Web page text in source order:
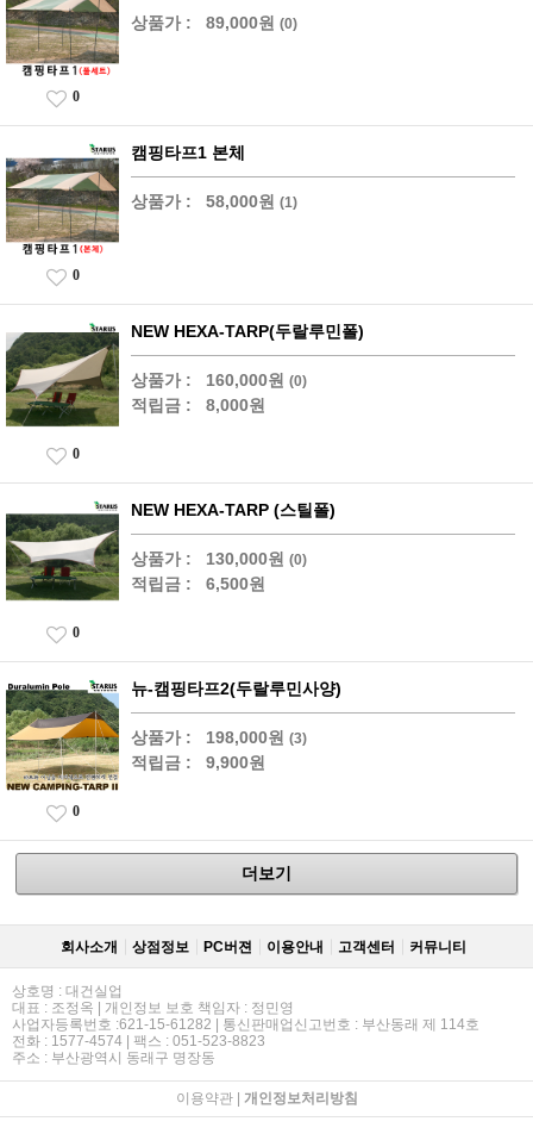
상품가 : 89,000원 (0)
0
캠핑타프1 본체
상품가 : 58,000원 (1)
0
NEW HEXA-TARP(두랄루민폴)
상품가 : 160,000원 (0)
적립금 : 8,000원
0
NEW HEXA-TARP (스틸폴)
상품가 : 130,000원 (0)
적립금 : 6,500원
0
뉴-캠핑타프2(두랄루민사양)
상품가 : 198,000원 (3)
적립금 : 9,900원
0
더보기
회사소개 상점정보 PC버젼 이용안내 고객센터 커뮤니티
상호명 : 대건실업
대표 : 조정옥 | 개인정보 보호 책임자 : 정민영
사업자등록번호 :621-15-61282 | 통신판매업신고번호 : 부산동래 제 114호
전화 : 1577-4574 | 팩스 : 051-523-8823
주소 : 부산광역시 동래구 명장동
이용약관| 개인정보처리방침